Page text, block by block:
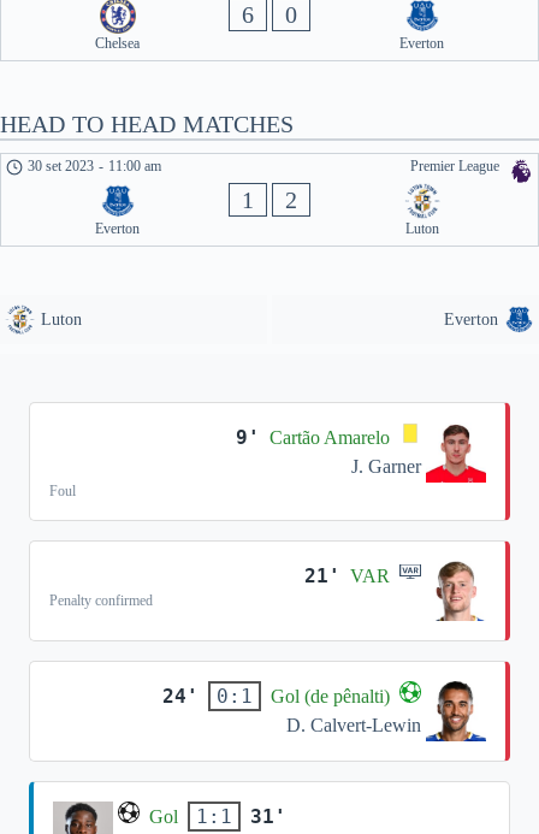
Chelsea
6 0
Everton
HEAD TO HEAD MATCHES
Premier League
30 set 2023 - 11:00 am
Everton
1 2
Luton
Luton Everton
9'
Cartão Amarelo
J. Garner
Foul
21' VAR
Penalty confirmed
24' 0:1
Gol (de pênalti)
D. Calvert-Lewin
Gol 1:1 31'